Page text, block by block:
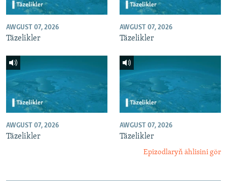
AWGUST 07, 2026
Täzelikler
AWGUST 07, 2026
Täzelikler
AWGUST 07, 2026
Täzelikler
AWGUST 07, 2026
Täzelikler
Epizodlaryň ählisini gör